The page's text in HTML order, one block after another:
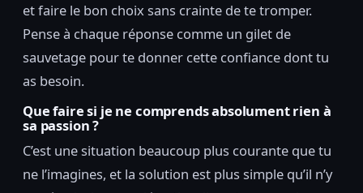
et faire le bon choix sans crainte de te tromper.
Pense à chaque réponse comme un gilet de
sauvetage pour te donner cette confiance dont tu
as besoin.
Que faire si je ne comprends absolument rien à
sa passion ?
C’est une situation beaucoup plus courante que tu
ne l’imagines, et la solution est plus simple qu’il n’y